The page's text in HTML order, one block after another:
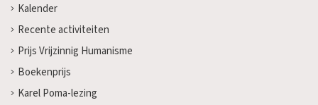
Kalender
Recente activiteiten
Prijs Vrijzinnig Humanisme
Boekenprijs
Karel Poma-lezing